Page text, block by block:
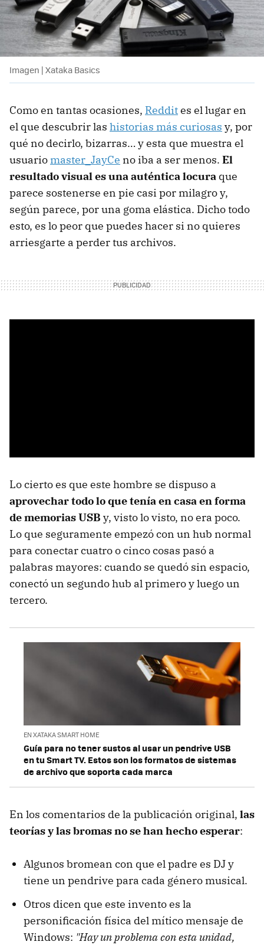
Imagen | Xataka Basics
Como en tantas ocasiones, Reddites el lugar en
el que descubrir las historias más curiosas y, por
qué no decirlo, bizarras… y esta que muestra el
usuario master_JayCe no iba a ser menos. El
resultado visual es una auténtica locura que
parece sostenerse en pie casi por milagro y,
según parece, por una goma elástica. Dicho todo
esto, es lo peor que puedes hacer si no quieres
arriesgarte a perder tus archivos.
Lo cierto es que este hombre se dispuso a
aprovechar todo lo que tenía en casa en forma
de memorias USB y, visto lo visto, no era poco.
Lo que seguramente empezó con un hub normal
para conectar cuatro o cinco cosas pasó a
palabras mayores: cuando se quedó sin espacio,
conectó un segundo hub al primero y luego un
tercero.
EN XATAKA SMART HOME
Guía para no tener sustos al usar un pendrive USB
en tu Smart TV. Estos son los formatos de sistemas
de archivo que soporta cada marca
En los comentarios de la publicación original, las
teorías y las bromas no se han hecho esperar:
Algunos bromean con que el padre es DJ y
tiene un pendrive para cada género musical.
Otros dicen que este invento es la
personificación física del mítico mensaje de
Windows: "Hay un problema con esta unidad,